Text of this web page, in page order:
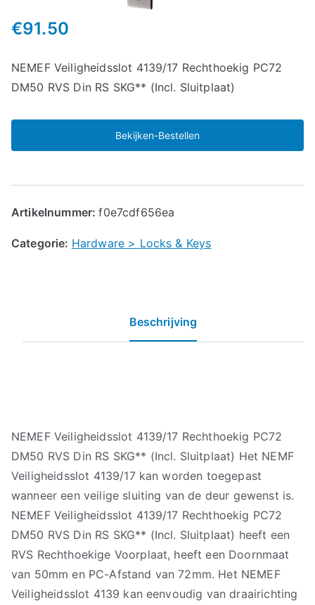
€91.50
NEMEF Veiligheidsslot 4139/17 Rechthoekig PC72
DM50 RVS Din RS SKG** (Incl. Sluitplaat)
Bekijken-Bestellen
Artikelnummer:f0e7cdf656ea
Categorie: Hardware > Locks & Keys
Beschrijving
NEMEF Veiligheidsslot 4139/17 Rechthoekig PC72
DM50 RVS Din RS SKG** (Incl. Sluitplaat) Het NEMF
Veiligheidsslot 4139/17 kan worden toegepast
wanneer een veilige sluiting van de deur gewenst is.
NEMEF Veiligheidsslot 4139/17 Rechthoekig PC72
DM50 RVS Din RS SKG** (Incl. Sluitplaat) heeft een
RVS Rechthoekige Voorplaat, heeft een Doornmaat
van 50mm en PC-Afstand van 72mm. Het NEMEF
Veiligheidsslot 4139 kan eenvoudig van draairichting